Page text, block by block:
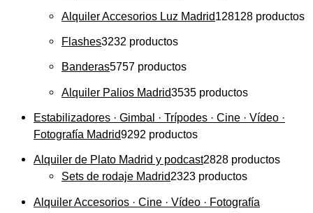
Alquiler Accesorios Luz Madrid128128 productos
Flashes3232 productos
Banderas5757 productos
Alquiler Palios Madrid3535 productos
Estabilizadores · Gimbal · Trípodes · Cine · Vídeo ·
Fotografía Madrid9292 productos
Alquiler de Plato Madrid y podcast2828 productos
Sets de rodaje Madrid2323 productos
Alquiler Accesorios · Cine · Vídeo · Fotografía